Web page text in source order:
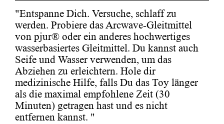
"Entspanne Dich. Versuche, schlaff zu
werden. Probiere das Arcwave-Gleitmittel
von pjur® oder ein anderes hochwertiges
wasserbasiertes Gleitmittel. Du kannst auch
Seife und Wasser verwenden, um das
Abziehen zu erleichtern. Hole dir
medizinische Hilfe, falls Du das Toy länger
als die maximal empfohlene Zeit (30
Minuten) getragen hast und es nicht
entfernen kannst. "